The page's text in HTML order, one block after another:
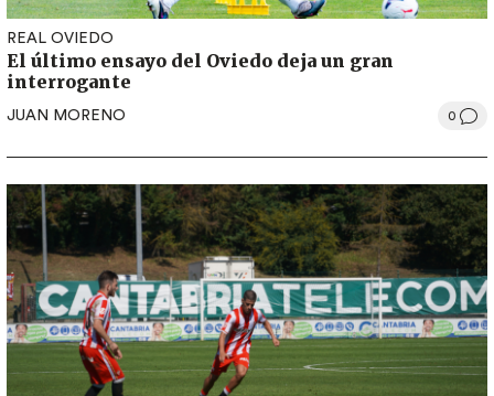
REAL OVIEDO
El último ensayo del Oviedo deja un gran
interrogante
JUAN MORENO 0